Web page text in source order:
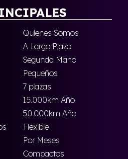
Quienes Somos
A Largo Plazo
Segunda Mano
Pequeños
7 plazas
15.000km Año
50.000km Año
Flexible
Por Meses
Compactos